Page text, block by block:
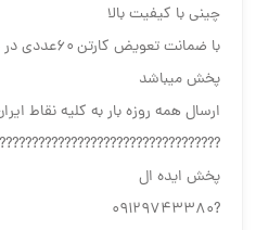
چيني با كيفيت بالا
با ضمانت تعويض كارتن ٦٠عددي در حال
پخش ميباشد
ارسال همه روزه بار به كليه نقاط
پخش ايده ال
?09129743380